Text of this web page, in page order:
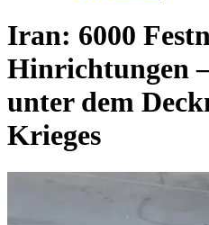
Iran: 6000
Hinrichtungen
unter dem
Krieges